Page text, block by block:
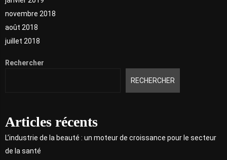
novembre 2018
août 2018
juillet 2018
Rechercher
RECHERCHER
Articles récents
L’industrie de la beauté : un moteur de croissance pour le secteur
de la santé